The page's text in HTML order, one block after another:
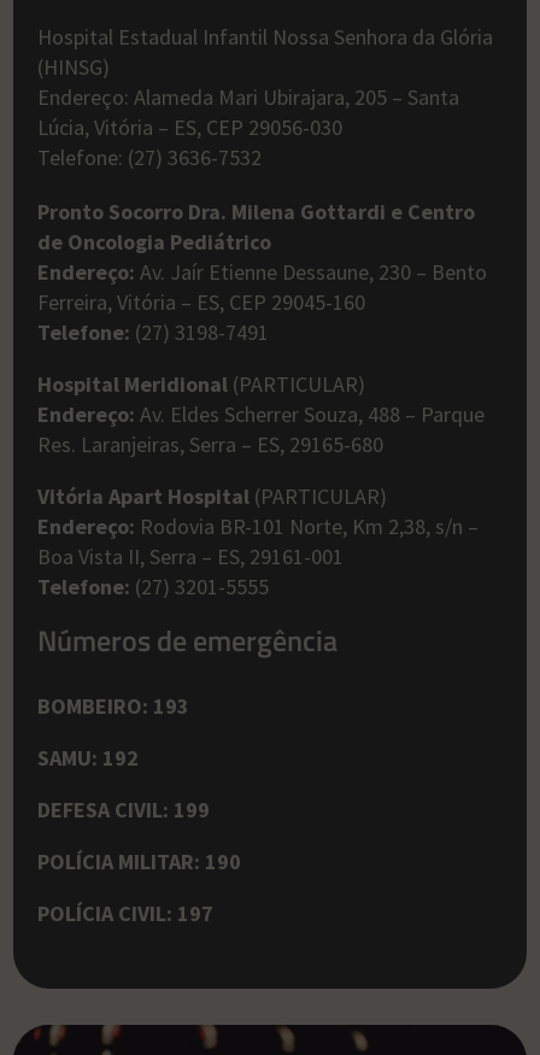
Hospital Estadual Infantil Nossa Senhora da Glória
(HINSG)
Endereço: Alameda Mari Ubirajara, 205 – Santa
Lúcia, Vitória – ES, CEP 29056-030
Telefone: (27) 3636-7532
Pronto Socorro Dra. Milena Gottardi e Centro
de Oncologia Pediátrico
Endereço: Av. Jaír Etienne Dessaune, 230 – Bento
Ferreira, Vitória – ES, CEP 29045-160
Telefone: (27) 3198-7491
Hospital Meridional (PARTICULAR)
Endereço: Av. Eldes Scherrer Souza, 488 – Parque
Res. Laranjeiras, Serra – ES, 29165-680
Vitória Apart Hospital (PARTICULAR)
Endereço: Rodovia BR-101 Norte, Km 2,38, s/n –
Boa Vista II, Serra – ES, 29161-001
Telefone: (27) 3201-5555
Números de emergência
BOMBEIRO: 193
SAMU: 192
DEFESA CIVIL: 199
POLÍCIA MILITAR: 190
POLÍCIA CIVIL: 197